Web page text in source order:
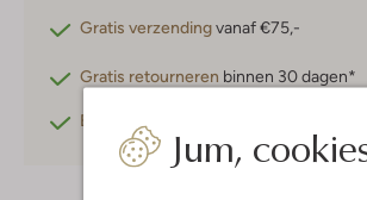
Jum,
Gratis verzendingvanaf €75,-
Gratis retourneren binnen 30 dagen*
Betaal achteraf